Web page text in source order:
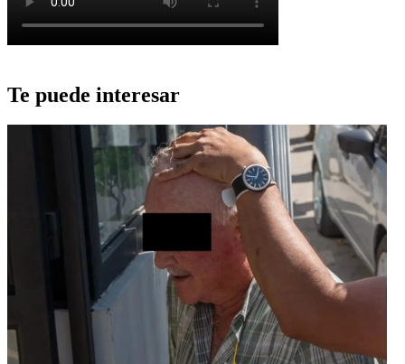
Te puede interesar